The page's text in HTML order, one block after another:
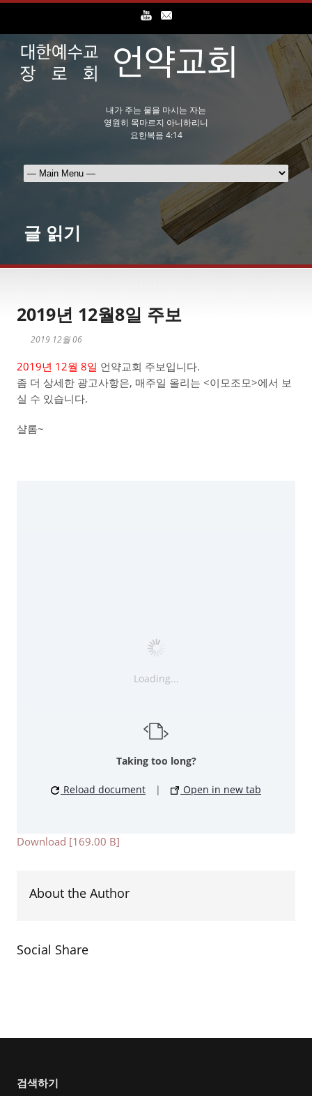
내가 주는 물을 마시는 자는
영원히 목마르지 아니하리니
요한복음 4:14
글 읽기
2019년 12월8일 주보
2019 12월 06
2019년 12월 8일 언약교회 주보입니다.
좀 더 상세한 광고사항은, 매주일 올리는 <이모조모>에서 보
실 수 있습니다.
샬롬~
Loading...
Taking too long?
Reload document | Open in new tab
Download [169.00 B]
About the Author
Social Share
검색하기